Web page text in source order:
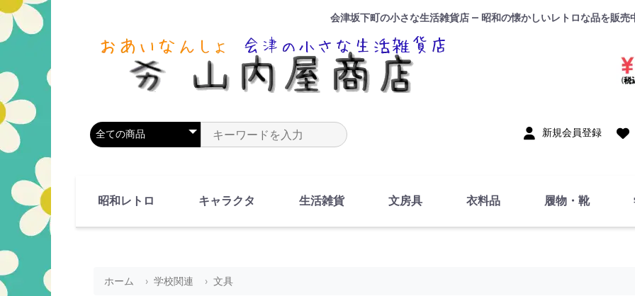
会津坂下町の小さな生活雑貨店 — 昭和の懐かしいレトロな品を販売
商品カテゴリを選択 商品名やキーワードを入力 新規会員登録
昭和レトロ キャラクタ 生活雑貨 文房具 衣料品 履物・靴
ホーム 学校関連 文具